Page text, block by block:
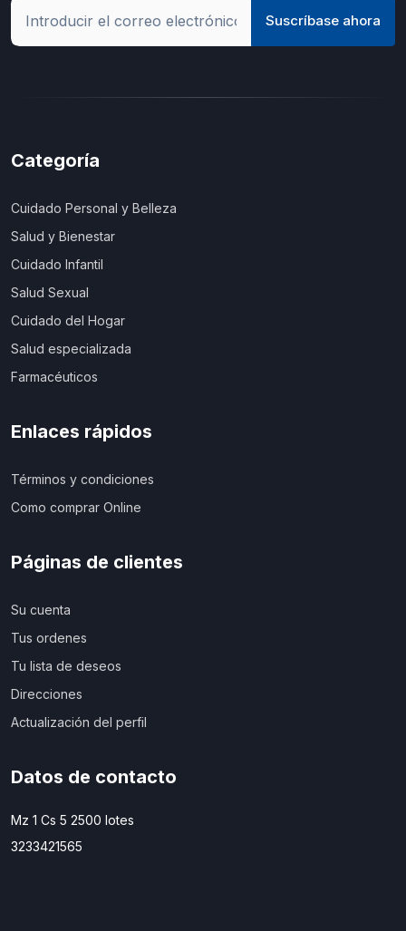
Suscríbase ahora
Categoría
Cuidado Personal y Belleza
Salud y Bienestar
Cuidado Infantil
Salud Sexual
Cuidado del Hogar
Salud especializada
Farmacéuticos
Enlaces rápidos
Términos y condiciones
Como comprar Online
Páginas de clientes
Su cuenta
Tus ordenes
Tu lista de deseos
Direcciones
Actualización del perfil
Datos de contacto
Mz 1 Cs 5 2500 lotes
3233421565